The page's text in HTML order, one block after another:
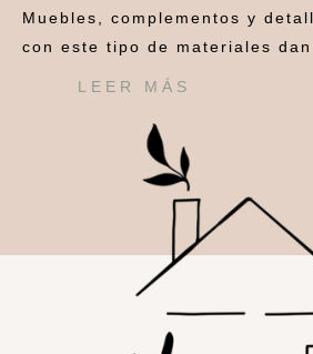
Muebles, complementos y
con este tipo de materiales
LEER MÁS